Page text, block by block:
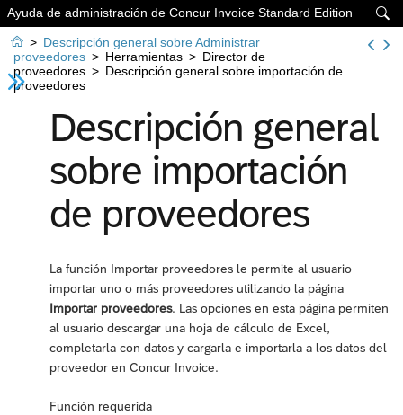

Ayuda de administración de Concur Invoice Standard Edition
 > Descripción general sobre Administrar
proveedores > Herramientas > Director de
proveedores > Descripción general sobre importación de
proveedores
Descripción general
sobre importación
de proveedores
La función Importar proveedores le permite al usuario
importar uno o más proveedores utilizando la página
Importar proveedores. Las opciones en esta página permiten
al usuario descargar una hoja de cálculo de Excel,
completarla con datos y cargarla e importarla a los datos del
proveedor en Concur Invoice.
Función requerida